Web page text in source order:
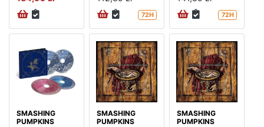
72H 72H
SMASHING
PUMPKINS
SMASHING
PUMPKINS
SMASHING
PUMPKINS